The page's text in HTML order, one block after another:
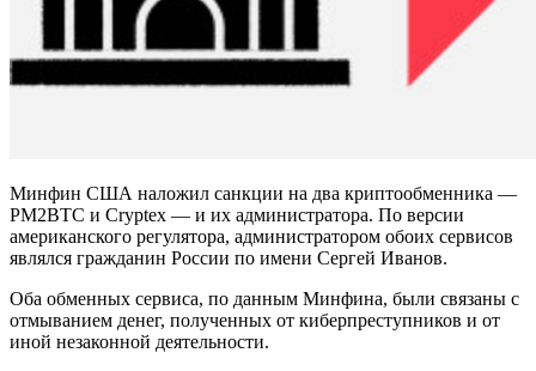
Минфин США наложил санкции на два криптообменника —
PM2BTC и Cryptex — и их администратора. По версии
американского регулятора, администратором обоих сервисов
являлся гражданин России по имени Сергей Иванов.
Оба обменных сервиса, по данным Минфина, были связаны с
отмыванием денег, полученных от киберпреступников и от
иной незаконной деятельности.